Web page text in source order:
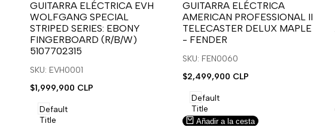
para
usar
la
lista
de
deseos.
para
usar
Compare
GUITARRA ELÉCTRICA EVH
WOLFGANG SPECIAL
STRIPED SERIES: EBONY
FINGERBOARD (R/B/W)
5107702315
SKU: EVH0001
Precio
venta
$1,999,900 CLP
Default
Title
para
usar
la
lista
de
para
usar
Compare
GUITARRA ELÉCTRICA
AMERICAN PROFESSIONAL II
TELECASTER DELUX MAPLE
- FENDER
SKU: FEN0060
Precio
venta
$2,499,900 CLP
Default
Title
Añadir a la cesta